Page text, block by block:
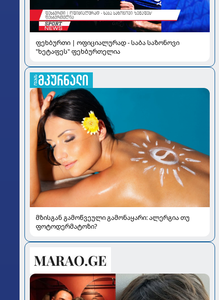
ფეხბურთი | ოფიციალურად - საბა საზონოვი
"ხეტაფეს" ფეხბურთელია
მზისგან გამოწვეული გამონაყარი: ალერგია თუ
ფოტოდერმატოზი?